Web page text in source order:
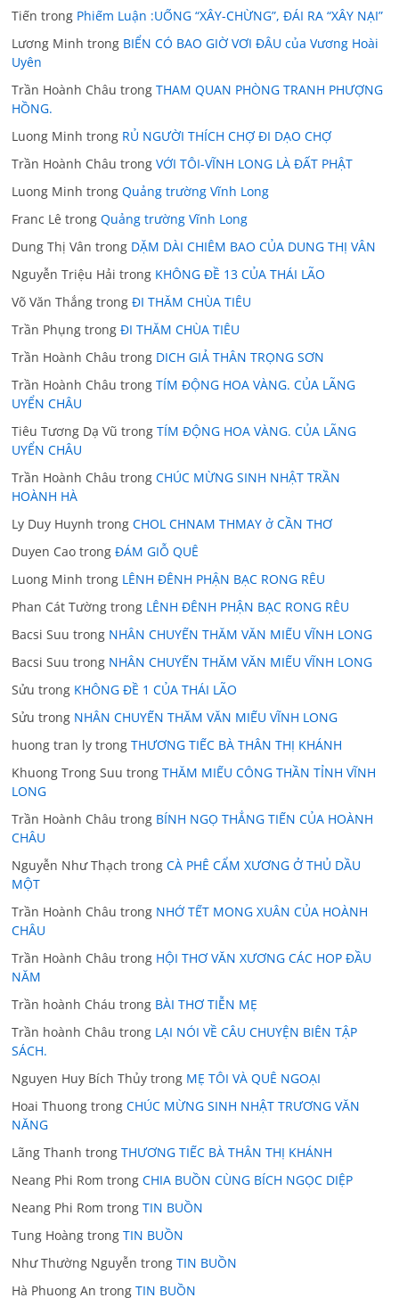
Tiến trong Phiếm Luận :UỐNG “XÂY-CHỪNG”, ĐÁI RA “XÂY NẠI”
Lương Minh trong BIỂN CÓ BAO GIỜ VƠI ĐÂU của Vương Hoài
Uyên
Trần Hoành Châu trongTHAM QUAN PHÒNG TRANH PHƯỢNG
HỒNG.
Luong Minh trong RỦ NGƯỜI THÍCH CHỢ ĐI DẠO CHỢ
Trần Hoành Châu trongVỚI TÔI-VĨNH LONG LÀ ĐẤT PHẬT
Luong Minh trongQuảng trường Vĩnh Long
Franc Lê trongQuảng trường Vĩnh Long
Dung Thị Vân trong DẶM DÀI CHIÊM BAO CỦA DUNG THỊ VÂN
Nguyễn Triệu Hải trong KHÔNG ĐỀ 13 CỦA THÁI LÃO
Võ Văn Thắng trongĐI THĂM CHÙA TIÊU
Trần Phụng trongĐI THĂM CHÙA TIÊU
Trần Hoành Châu trong DICH GIẢ THÂN TRỌNG SƠN
Trần Hoành Châu trongTÍM ĐỘNG HOA VÀNG. CỦA LÃNG
UYỂN CHÂU
Tiêu Tương Dạ Vũ trongTÍM ĐỘNG HOA VÀNG. CỦA LÃNG
UYỂN CHÂU
Trần Hoành Châu trongCHÚC MỪNG SINH NHẬT TRẦN
HOÀNH HÀ
Ly Duy Huynh trongCHOL CHNAM THMAY ở CẦN THƠ
Duyen Cao trongĐÁM GIỖ QUÊ
Luong Minh trong LÊNH ĐÊNH PHẬN BẠC RONG RÊU
Phan Cát Tường trong LÊNH ĐÊNH PHẬN BẠC RONG RÊU
Bacsi Suu trong NHÂN CHUYẾN THĂM VĂN MIẾU VĨNH LONG
Bacsi Suu trong NHÂN CHUYẾN THĂM VĂN MIẾU VĨNH LONG
Sửu trong KHÔNG ĐỀ 1 CỦA THÁI LÃO
Sửu trong NHÂN CHUYẾN THĂM VĂN MIẾU VĨNH LONG
huong tran ly trongTHƯƠNG TIẾC BÀ THÂN THỊ KHÁNH
Khuong Trong Suu trongTHĂM MIẾU CÔNG THẦN TỈNH VĨNH
LONG
Trần Hoành Châu trong BÍNH NGỌ THẲNG TIẾN CỦA HOÀNH
CHÂU
Nguyễn Như Thạch trongCÀ PHÊ CẨM XƯƠNG Ở THỦ DẦU
MỘT
Trần Hoành Châu trong NHỚ TẾT MONG XUÂN CỦA HOÀNH
CHÂU
Trần Hoành Châu trong HỘI THƠ VĂN XƯƠNG CÁC HOP ĐẦU
NĂM
Trần hoành Cháu trong BÀI THƠ TIỄN MẸ
Trần hoành Châu trong LẠI NÓI VỀ CÂU CHUYỆN BIÊN TẬP
SÁCH.
Nguyen Huy Bích Thủy trong MẸ TÔI VÀ QUÊ NGOẠI
Hoai Thuong trongCHÚC MỪNG SINH NHẬT TRƯƠNG VĂN
NĂNG
Lãng Thanh trongTHƯƠNG TIẾC BÀ THÂN THỊ KHÁNH
Neang Phi Rom trongCHIA BUỒN CÙNG BÍCH NGỌC DIỆP
Neang Phi Rom trongTIN BUỒN
Tung Hoàng trongTIN BUỒN
Như Thường Nguyễn trongTIN BUỒN
Hà Phuong An trongTIN BUỒN